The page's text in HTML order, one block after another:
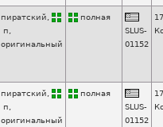
пиратский,
п
оригинальный
полная
SL US-
01152
пиратский,
п
оригинальный
полная
SLUS-
01152